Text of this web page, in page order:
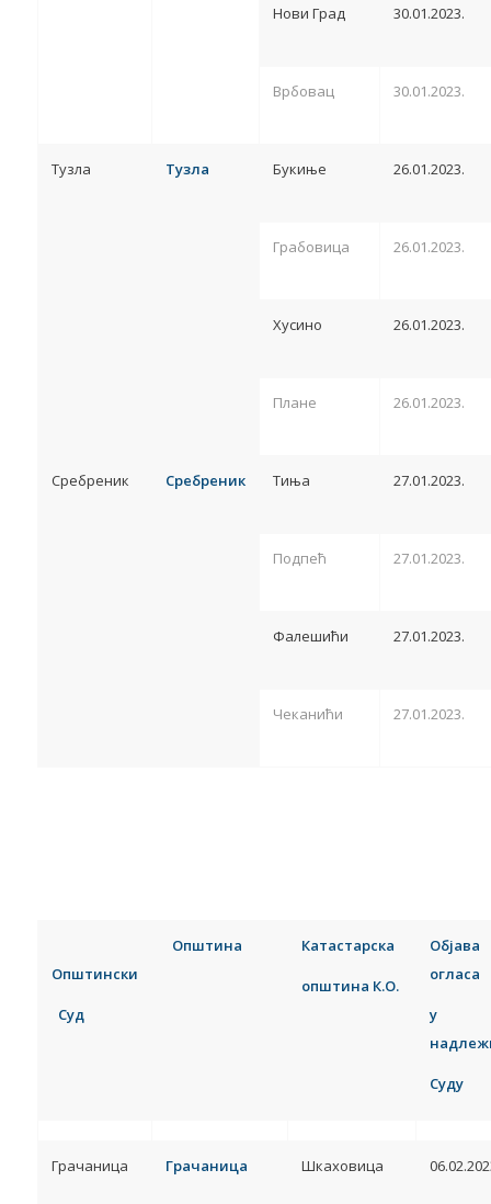
Нови Град 30.01.2023.
Врбовац 30.01.2023.
Тузла Тузла Букиње 26.01.2023.
Грабовица 26.01.2023.
Хусино 26.01.2023.
Плане 26.01.2023.
Сребреник Сребреник Тиња 27.01.2023.
Подпећ 27.01.2023.
Фалешићи 27.01.2023.
Чеканићи 27.01.2023.
Општински
Суд
Општина Катастарска
општина К.О.
Објава
огласа
у
Суду
Грачаница Грачаница Шкаховица